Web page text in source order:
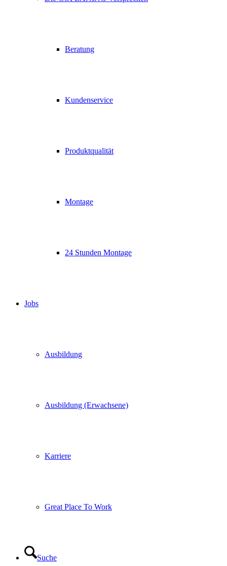
Beratung
Kundenservice
Produktqualität
Montage
24 Stunden Montage
Jobs
Ausbildung
Ausbildung (Erwachsene)
Karriere
Great Place To Work
Suche